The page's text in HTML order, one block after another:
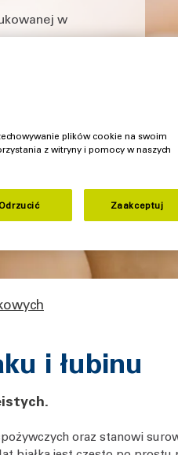
w
skali działalności
o
i łubinu
oraz stanowi
plików cookie na swoim
z witryny i pomocy w naszych
Zaakceptuj